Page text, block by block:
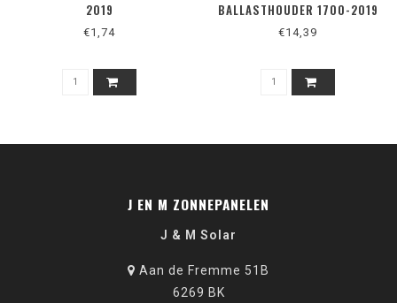
2019
€1,74
BALLASTHOUDER 1700-2019
€14,39
J EN M ZONNEPANELEN
J & M Solar
Aan de Fremme 51B
6269 BK